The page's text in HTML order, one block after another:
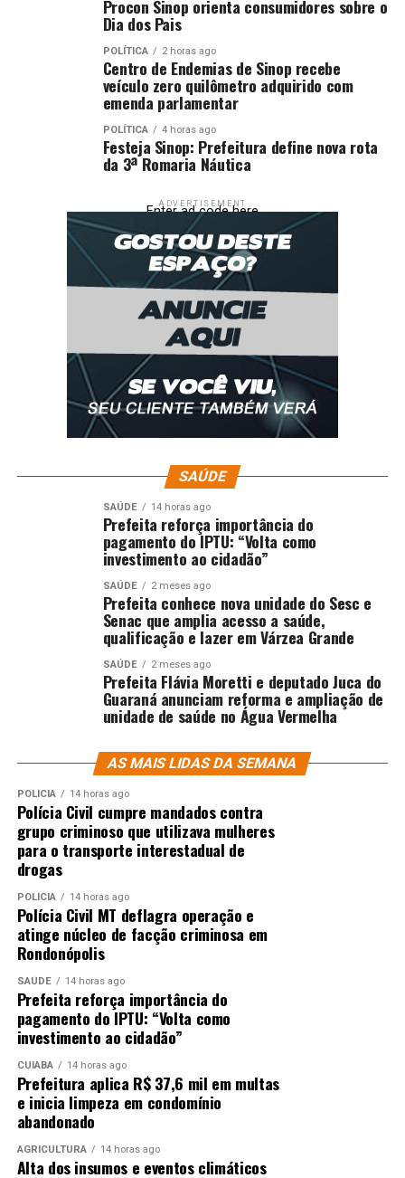
Procon Sinop orienta consumidores sobre o
Dia dos Pais
POLÍTICA 2 horas ago
Centro de Endemias de Sinop recebe
veículo zero quilômetro adquirido com
emenda parlamentar
POLÍTICA 4 horas ago
Festeja Sinop: Prefeitura define nova rota
da 3ª Romaria Náutica
ADVERTISEMENT
Enter ad code here
SAÚDE
SAÚDE 14 horas ago
Prefeita reforça importância do
pagamento do IPTU: “Volta como
investimento ao cidadão”
SAÚDE 2 meses ago
Prefeita conhece nova unidade do Sesc e
Senac que amplia acesso a saúde,
qualificação e lazer em Várzea Grande
SAÚDE 2 meses ago
Prefeita Flávia Moretti e deputado Juca do
Guaraná anunciam reforma e ampliação de
unidade de saúde no Água Vermelha
AS MAIS LIDAS DA SEMANA
POLÍCIA 14 horas ago
Polícia Civil cumpre mandados contra
grupo criminoso que utilizava mulheres
para o transporte interestadual de
drogas
POLÍCIA 14 horas ago
Polícia Civil MT deflagra operação e
atinge núcleo de facção criminosa em
Rondonópolis
SAÚDE 14 horas ago
Prefeita reforça importância do
pagamento do IPTU: “Volta como
investimento ao cidadão”
CUIABÁ 14 horas ago
Prefeitura aplica R$ 37,6 mil em multas
e inicia limpeza em condomínio
abandonado
AGRICULTURA 14 horas ago
Alta dos insumos e eventos climáticos